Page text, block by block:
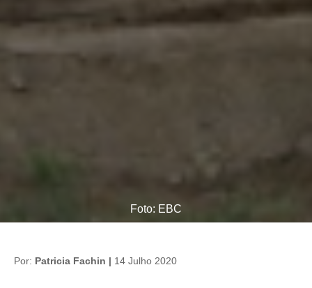
Foto: EBC
Por: Patricia Fachin | 14 Julho 2020